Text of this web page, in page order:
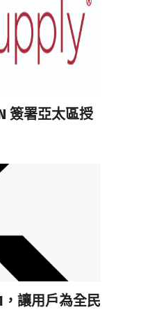
簽署亞太區授
讓用戶為全民